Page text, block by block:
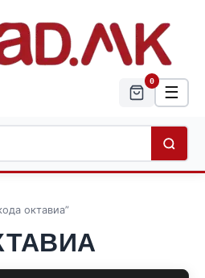
0
☰
октавиа”